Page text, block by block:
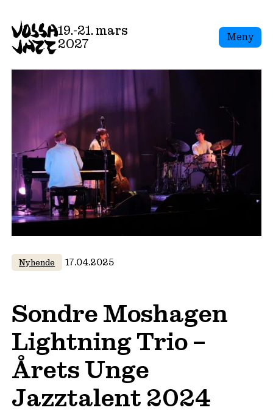
to
content
19.-21. mars
2027
Meny
Nyhende 17.04.2025
Sondre Moshagen
Lightning Trio –
Årets Unge
Jazztalent 2024